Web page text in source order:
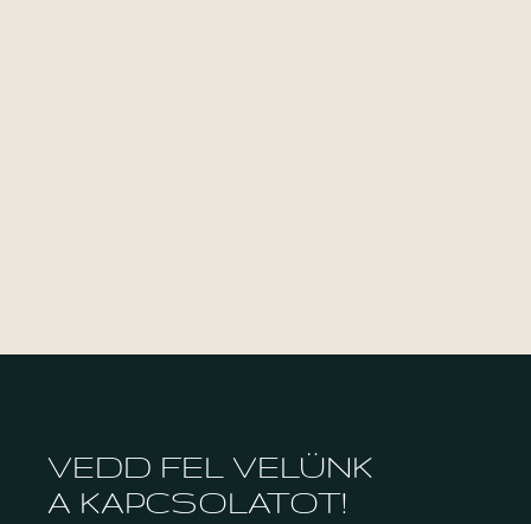
VEDD FEL VELÜNK
A KAPCSOLATOT!